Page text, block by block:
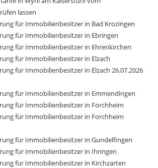
lassen
für Immobilienbesitzer in Bad Krozingen
für Immobilienbesitzer in Ebringen
für Immobilienbesitzer in Ehrenkirchen
für Immobilienbesitzer in Elzach
für Immobilienbesitzer in Elzach 26.07.2026
für Immobilienbesitzer in Emmendingen
für Immobilienbesitzer in Forchheim
für Immobilienbesitzer in Forchheim
für Immobilienbesitzer in Gundelfingen
für Immobilienbesitzer in Ihringen
für Immobilienbesitzer in Kirchzarten